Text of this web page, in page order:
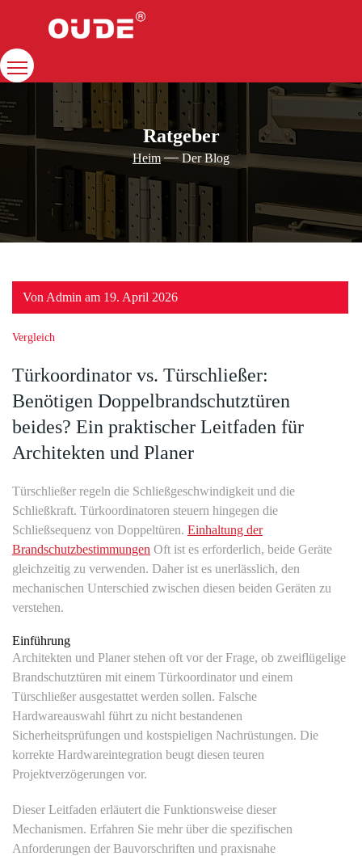
Ratgeber
Heim Der Blog
Von Admin am 19. April 2026
Vergleich
Türkoordinator vs. Türschließer:
Benötigen Doppelbrandschutztüren
beides? Ein praktischer Leitfaden für
Architekten und Planer
Türschließer regeln die Schließgeschwindigkeit und die
Schließkraft. Türkoordinatoren steuern hingegen die
Schließsequenz von Doppeltüren. Einhaltung der
Brandschutzbestimmungen Oft ist es erforderlich, beide Geräte
gleichzeitig zu verwenden. Daher ist es unerlässlich, den
mechanischen Unterschied zwischen diesen beiden Geräten zu
verstehen.
Einführung
Architekten und Planer stehen oft vor der Frage, ob zweiflügelige
Brandschutztüren mit einem Türkoordinator und einem
Türschließer ausgestattet werden sollen. Falsche
Hardwareauswahl führt zu nicht bestandenen
Sicherheitsprüfungen und kostspieligen Nachrüstungen. Die
korrekte Hardwareintegration beugt diesen teuren
Projektverzögerungen vor.
Dieser Leitfaden erläutert die Funktionsweise dieser
Mechanismen. Erfahren Sie mehr über die spezifischen
Anforderungen der Bauvorschriften und praxisnahe
Heim
Unternehmen
Türschließer
Ressource
Kontakt